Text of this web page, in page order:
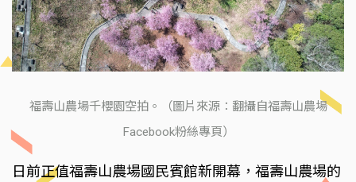
福壽山農場千櫻園空拍。（圖片來源：翻攝自福壽山農場
Facebook粉絲專頁）
日前正值福壽山農場國民賓館新開幕，福壽山農場的